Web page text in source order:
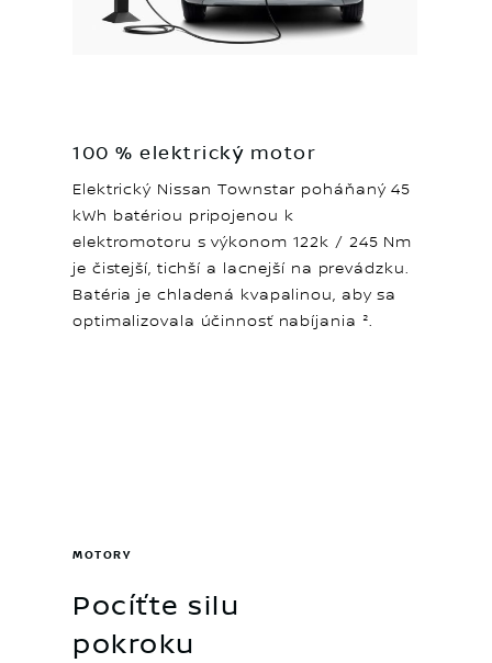
100 % elektrický motor
Elektrický Nissan Townstar poháňaný 45
kWh batériou pripojenou k
elektromotoru s výkonom 122k / 245 Nm
je čistejší, tichší a lacnejší na prevádzku.
Batéria je chladená kvapalinou, aby sa
optimalizovala účinnosť nabíjania ².
Pocíťte silu
pokroku
MOTORY